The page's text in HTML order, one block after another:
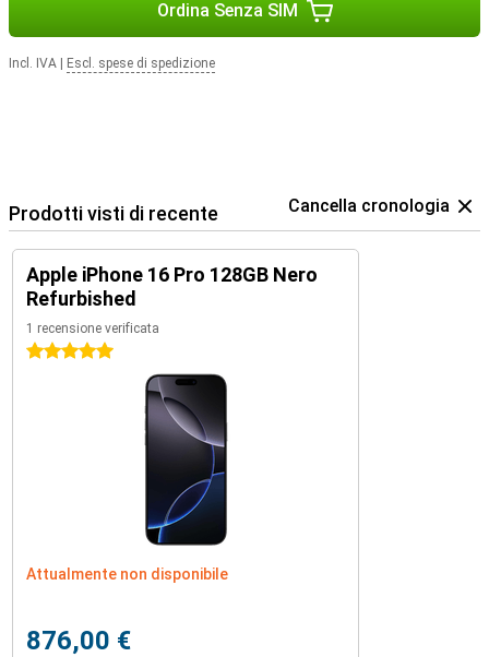
Ordina Senza SIM
Incl. IVA Escl. spese di spedizione
Prodotti visti di recente Cancella cronologia
Apple iPhone 16 Pro 128GB Nero
Refurbished
1 recensione verificata
5 stelle
Attualmente non disponibile
876,00 €